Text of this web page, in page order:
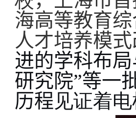
海高等教育
人才培养模
进的学科布
研究院”等一
历程 见证着